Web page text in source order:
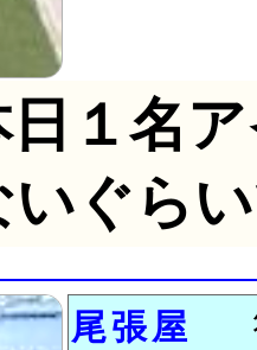
１名
いぐら
尾張屋